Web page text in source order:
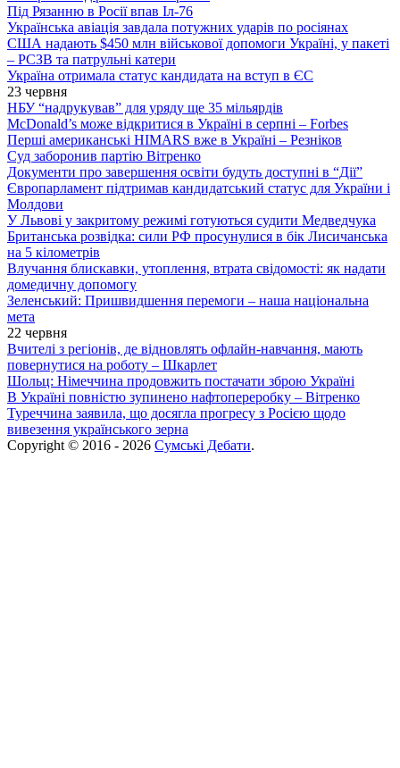
Під Рязанню в Росії впав Іл-76
Українська авіація завдала потужних ударів по росіянах
США надають $450 млн військової допомоги Україні, у пакеті
– РСЗВ та патрульні катери
Україна отримала статус кандидата на вступ в ЄС
23 червня
НБУ “надрукував” для уряду ще 35 мільярдів
McDonald’s може відкритися в Україні в серпні – Forbes
Перші американські HIMARS вже в Україні – Резніков
Суд заборонив партію Вітренко
Документи про завершення освіти будуть доступні в “Дії”
Європарламент підтримав кандидатський статус для України і
Молдови
У Львові у закритому режимі готуються судити Медведчука
Британська розвідка: сили РФ просунулися в бік Лисичанська
на 5 кілометрів
Влучання блискавки, утоплення, втрата свідомості: як надати
домедичну допомогу
Зеленський: Пришвидшення перемоги – наша національна
мета
22 червня
Вчителі з регіонів, де відновлять офлайн-навчання, мають
повернутися на роботу – Шкарлет
Шольц: Німеччина продовжить постачати зброю Україні
В Україні повністю зупинено нафтопереробку – Вітренко
Туреччина заявила, що досягла прогресу з Росією щодо
вивезення українського зерна
Copyright © 2016 - 2026 Сумські Дебати.